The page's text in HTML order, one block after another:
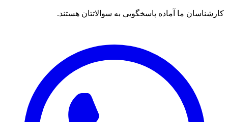
کارشناسان ما آماده پاسخگویی به سوالاتتان هستند.